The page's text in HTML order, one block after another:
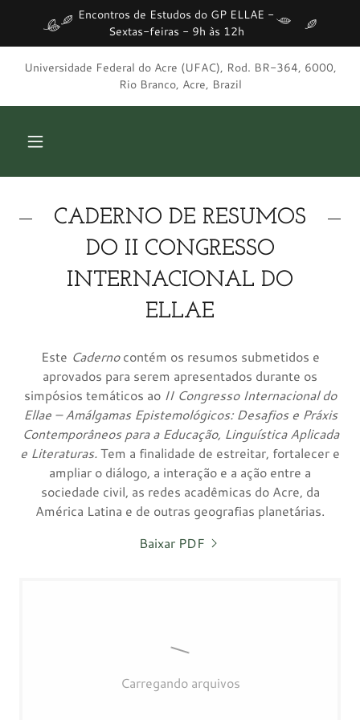
Encontros de Estudos do GP ELLAE -
Sextas-feiras - 9h às 12h
Universidade Federal do Acre (UFAC), Rod. BR-364, 6000,
Rio Branco, Acre, Brazil
CADERNO DE RESUMOS
DO II CONGRESSO
INTERNACIONAL DO
ELLAE
Este Cadernocontém os resumos submetidos e
aprovados para serem apresentados durante os
simpósios temáticos ao II Congresso Internacional do
Ellae – Amálgamas Epistemológicos: Desafios e Práxis
Contemporâneos para a Educação, Linguística Aplicada
e Literaturas.Tem a finalidade de estreitar, fortalecer e
ampliar o diálogo, a interação e a ação entre a
sociedade civil, as redes acadêmicas do Acre, da
América Latina e de outras geografias planetárias.
Baixar PDF
Carregando arquivos